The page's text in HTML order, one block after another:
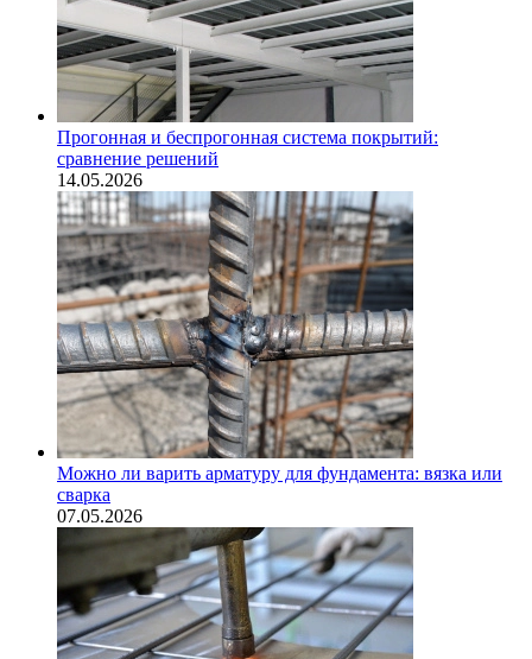
Прогонная и беспрогонная система покрытий:
сравнение решений
14.05.2026
Можно ли варить арматуру для фундамента: вязка или
сварка
07.05.2026